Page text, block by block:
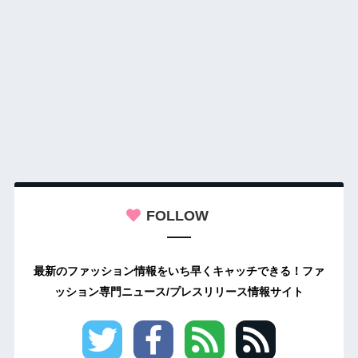
FOLLOW
最新のファッション情報をいち早くキャッチできる！ファ
ッション専門ニュース/プレスリリース情報サイト